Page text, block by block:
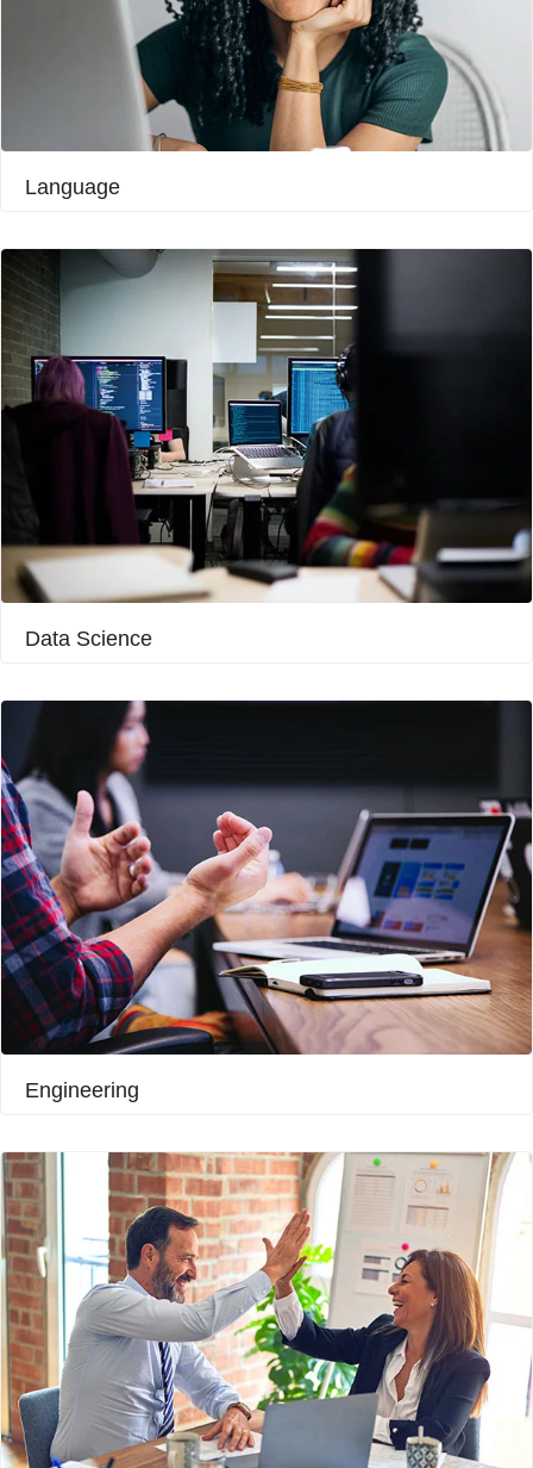
Language​
Data Science​
Engineering​